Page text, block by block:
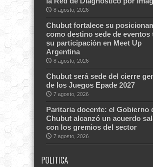
8 agosto, 2026
Chubut fortalece su
como destino sede de eventos
su participación en Meet Up
Argentina
8 agosto, 2026
Chubut será sede del cierre
de los Juegos Epade 2027
7 agosto, 2026
Paritaria docente: el Gobierno
Chubut alcanzó un acuerdo
con los gremios del sector
7 agosto, 2026
POLITICA